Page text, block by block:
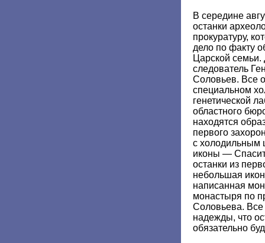
В середине
останки
прокуратуру,
дело по факту
Царской
следователь
Соловьев. Все
специальном
генетической
областного
находятся
первого
с холодильным
иконы —
останки из
небольшая
написанная
монастыря по
Соловьева. Все
надежды, что
обязательно